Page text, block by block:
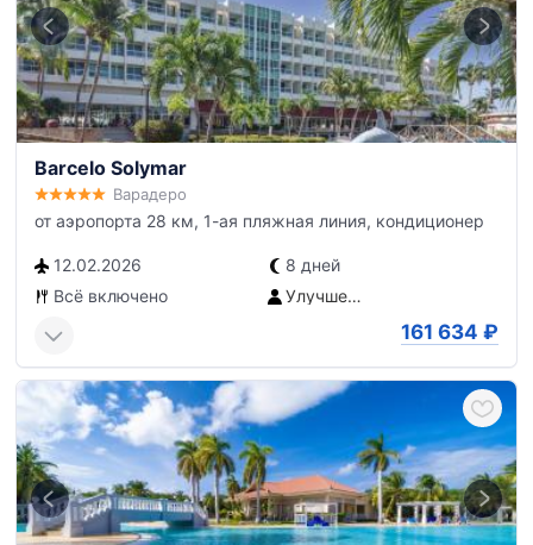
Barcelo Solymar
Варадеро
от аэропорта 28 км, 1-ая пляжная линия, кондиционер
12.02.2026
8 дней
Всё включено
Улучшенный номер
161 634 ₽